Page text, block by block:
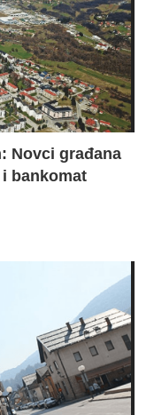
Novci građana
bankomat